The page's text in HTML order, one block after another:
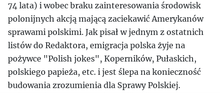
74 lata) i wobec braku zainteresowania środowisk
polonijnych akcją mającą zaciekawić Amerykanów
sprawami polskimi. Jak pisał w jednym z ostatnich
listów do Redaktora, emigracja polska żyje na
pożywce "Polish jokes", Koperników, Pułaskich,
polskiego papieża, etc. i jest ślepa na konieczność
budowania zrozumienia dla Sprawy Polskiej.